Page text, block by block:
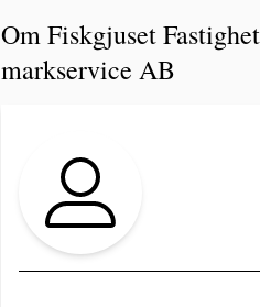
Om Fiskgjuset
markservice AB